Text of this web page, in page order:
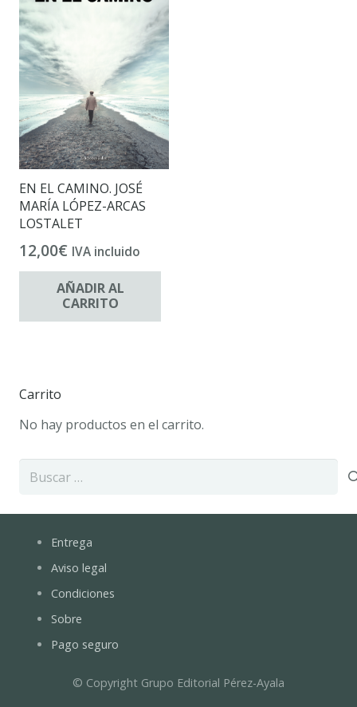
EN EL CAMINO. JOSÉ
MARÍA LÓPEZ-ARCAS
LOSTALET
12,00€ IVA incluido
AÑADIR AL
CARRITO
Carrito
No hay productos en el carrito.
Entrega
Aviso legal
Condiciones
Sobre
Pago seguro
© Copyright Grupo Editorial Pérez-Ayala